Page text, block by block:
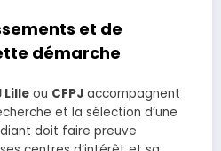
et de
démarche
Lille ou CFPJ accompagnent
et la sélection d’une
doit faire preuve